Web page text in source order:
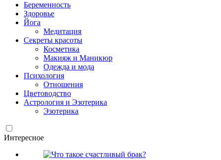
Беременность
Здоровье
Йога
Медитация
Секреты красоты
Косметика
Макияж и Маникюр
Одежда и мода
Психология
Отношения
Цветоводство
Астрология и Эзотерика
Эзотерика
Интересное